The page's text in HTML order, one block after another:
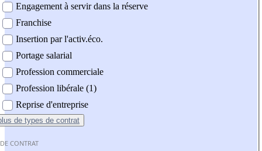
Engagement à servir dans la réserve
Franchise
Insertion par l'activ.éco.
Portage salarial
Profession commerciale
Profession libérale (1)
Reprise d'entreprise
de types de contrat
CONTRAT